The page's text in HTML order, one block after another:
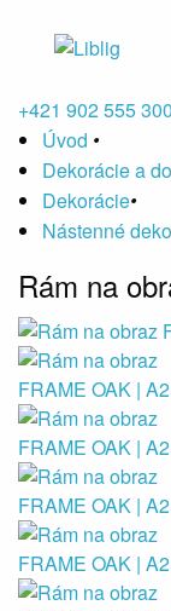
+421 902 555 300
Úvod •
Dekorácie a
Dekorácie•
Nástenné
Rám na